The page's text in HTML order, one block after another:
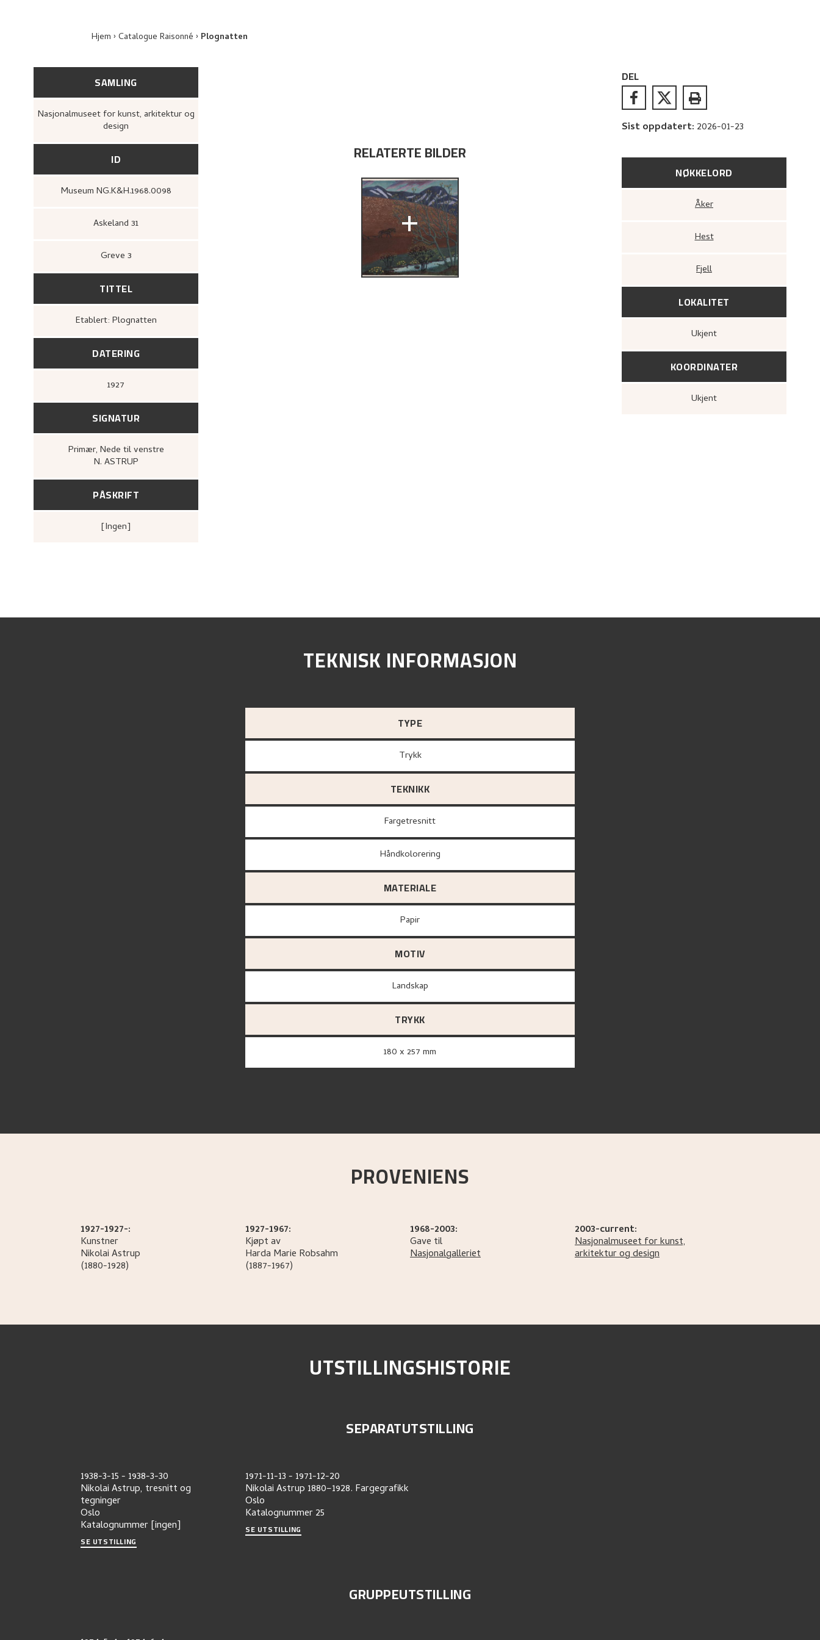
Hjem Catalogue Raisonné Plognatten
SAMLING
Nasjonalmuseet for kunst, arkitektur og
design
ID
Museum NG.K&H.1968.0098
Askeland 31
Greve 3
TITTEL
Etablert: Plognatten
DATERING
1927
SIGNATUR
Primær, Nede til venstre
N. ASTRUP
PÅSKRIFT
[ingen]
RELATERTE BILDER
+
DEL
Sist oppdatert: 2026-01-23
NØKKELORD
Åker
Hest
Fjell
LOKALITET
Ukjent
KOORDINATER
Ukjent
TEKNISK INFORMASJON
TYPE
Trykk
TEKNIKK
Fargetresnitt
Håndkolorering
MATERIALE
papir
MOTIV
Landskap
TRYKK
180 x 257 mm
PROVENIENS
1927-1927-:
Kunstner
NikolaiAstrup
(1880-1928)
1927-1967:
Kjøpt av
Harda Marie Robsahm
(1887-1967)
1968-2003:
Gave til
Nasjonalgalleriet
2003-current:
Nasjonalmuseet for kunst,
arkitektur og design
UTSTILLINGSHISTORIE
SEPARATUTSTILLING
1938-3-15- 1938-3-30
Nikolai Astrup, tresnitt og
tegninger
Oslo
Katalognummer[ingen]
SE UTSTILLING
1971-11-13- 1971-12-20
Nikolai Astrup 1880–1928. Fargegrafikk
Oslo
Katalognummer25
SE UTSTILLING
GRUPPEUTSTILLING